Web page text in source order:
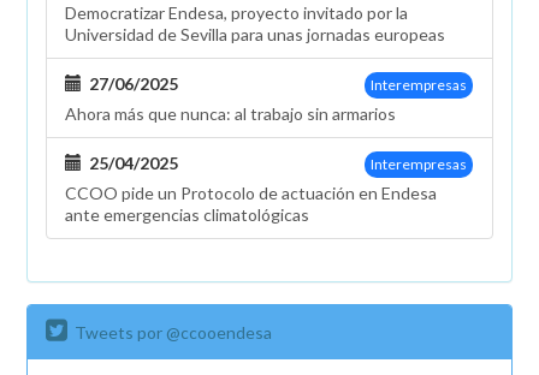
Democratizar Endesa, proyecto invitado por la
Universidad de Sevilla para unas jornadas europeas
Interempresas
27/06/2025
Ahora más que nunca: al trabajo sin armarios
Interempresas
25/04/2025
CCOO pide un Protocolo de actuación en Endesa
ante emergencias climatológicas
Tweets por @ccooendesa